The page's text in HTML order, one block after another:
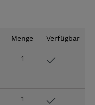
Menge Verfügbar
1
1